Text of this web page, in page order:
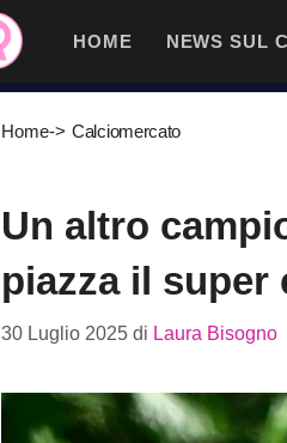
HOME NEWS SUL
Home-> Calciomercato
Un altro
piazza il super
30 Luglio 2025 di Laura Bisogno